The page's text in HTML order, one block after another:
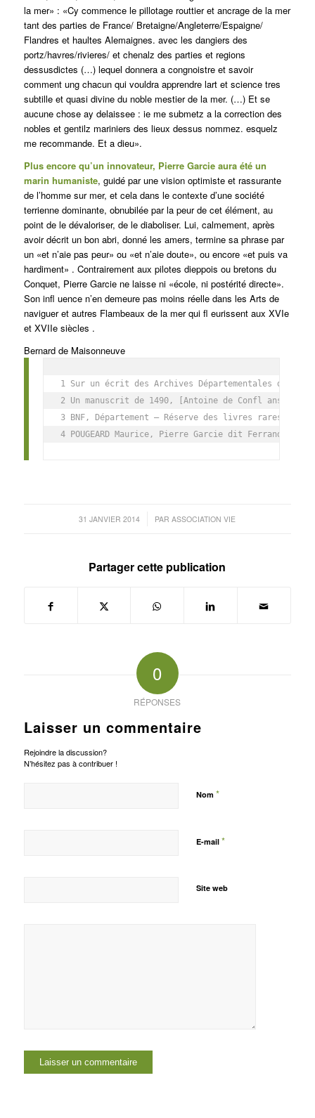
la mer» : «Cy commence le pillotage routtier et ancrage de la mer
tant des parties de France/ Bretaigne/Angleterre/Espaigne/
Flandres et haultes Alemaignes. avec les dangiers des
portz/havres/rivieres/ et chenalz des parties et regions
dessusdictes (…) lequel donnera a congnoistre et savoir
comment ung chacun qui vouldra apprendre lart et science tres
subtille et quasi divine du noble mestier de la mer. (…) Et se
aucune chose ay delaissee : ie me submetz a la correction des
nobles et gentilz mariniers des lieux dessus nommez. esquelz
me recommande. Et a dieu».
Plus encore qu’un innovateur, Pierre Garcie aura été un
marin humaniste, guidé par une vision optimiste et rassurante
de l’homme sur mer, et cela dans le contexte d’une société
terrienne dominante, obnubilée par la peur de cet élément, au
point de le dévaloriser, de le diaboliser. Lui, calmement, après
avoir décrit un bon abri, donné les amers, termine sa phrase par
un «et n’aie pas peur» ou «et n’aie doute», ou encore «et puis va
hardiment» . Contrairement aux pilotes dieppois ou bretons du
Conquet, Pierre Garcie ne laisse ni «école, ni postérité directe».
Son infl uence n’en demeure pas moins réelle dans les Arts de
naviguer et autres Flambeaux de la mer qui fl eurissent aux XVIe
et XVIIe siècles .
Bernard de Maisonneuve
1 Sur un écrit des Archives Départementales de
2 Un manuscrit de 1490, [Antoine de Confl ans],
3 BNF, Département – Réserve des livres rares –
4 POUGEARD Maurice, Pierre Garcie dit
31 JANVIER 2014
/ PARASSOCIATION VIE
Partager cette publication
0
RÉPONSES
Laisser un commentaire
Rejoindre la discussion?
N’hésitez pas à contribuer !
Nom *
E-mail *
Site web